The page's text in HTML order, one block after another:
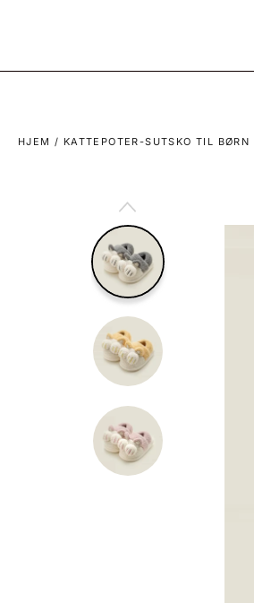
HJEM / KATTEPOTER-SUTSKO TIL BØRN